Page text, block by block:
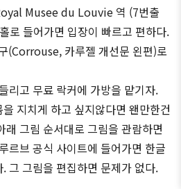
Musee du Louvie 역 (7번출
로 들어가면 입장이 빠르고 편하다.
카루젤 개선문 왼편)로
리고 무료 락커에 가방을 맡기자.
지치게 하고 싶지않다면 왠만한건
래 그림 순서대로 그림을 관람하면
르브 공식 사이트에 들어가면 한글
그 그림을 편집하면 문제가 없다.